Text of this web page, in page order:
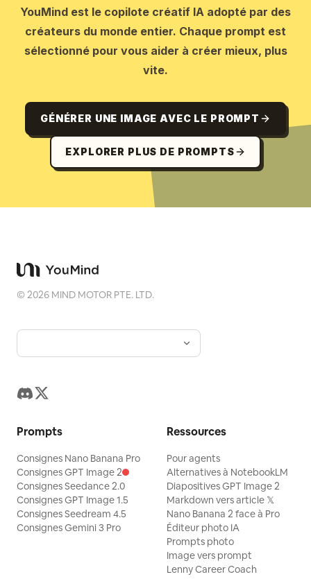
YouMind est le copilote créatif IA adopté par des
créateurs du monde entier. Chaque prompt est
sélectionné pour vous aider à créer mieux, plus
vite.
GÉNÉRER UNE IMAGE AVEC LE PROMPT
EXPLORER PLUS DE PROMPTS
©2026 MIND MOTOR PTE. LTD.
Prompts
Consignes Nano Banana Pro
Consignes GPT Image 2
Consignes Seedance 2.0
Consignes GPT Image 1.5
Consignes Seedream 4.5
Consignes Gemini 3 Pro
Ressources
Pour agents
Alternatives à NotebookLM
Diapositives GPT Image 2
Markdown vers article 𝕏
Nano Banana 2 face à Pro
Éditeur photo IA
Prompts photo
Image vers prompt
Lenny Career Coach